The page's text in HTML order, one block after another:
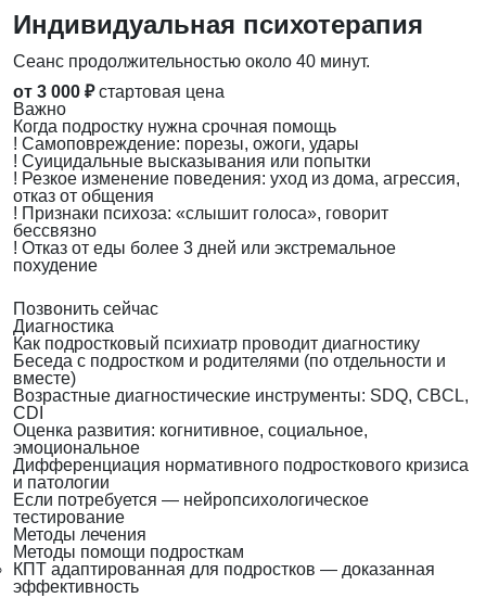
Индивидуальная психотерапия
Сеанс продолжительностью около 40 минут.
от 3 000 ₽ стартовая цена
Важно
Когда подростку нужна срочная помощь
! Самоповреждение: порезы, ожоги, удары
! Суицидальные высказывания или попытки
! Резкое изменение поведения: уход из дома, агрессия,
отказ от общения
! Признаки психоза: «слышит голоса», говорит
бессвязно
! Отказ от еды более 3 дней или экстремальное
похудение
Позвонить сейчас
Диагностика
Как подростковый психиатр проводит диагностику
Беседа с подростком и родителями (по отдельности и
вместе)
Возрастные диагностические инструменты: SDQ, CBCL,
CDI
Оценка развития: когнитивное, социальное,
эмоциональное
Дифференциация нормативного подросткового кризиса
и патологии
Если потребуется — нейропсихологическое
тестирование
Методы лечения
Методы помощи подросткам
КПТ адаптированная для подростков — доказанная
эффективность